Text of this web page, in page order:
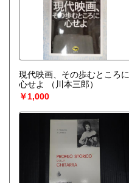
現代映画、その歩むところに
心せよ
（川本三郎）
￥1,000